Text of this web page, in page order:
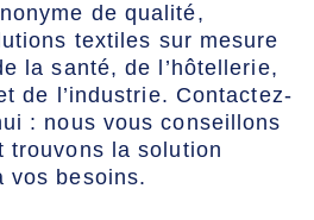
de qualité,
textiles sur mesure
la santé, de l’hôtellerie,
de l’industrie. Contactez-
: nous vous conseillons
trouvons la solution
vos besoins.